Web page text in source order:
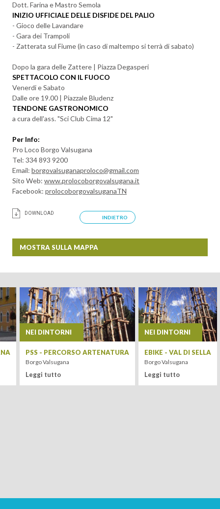
PARTENZA
ADULTI
Dott. Farina e Mastro Semola
INIZIO UFFICIALE DELLE DISFIDE DEL PALIO
- Gioco delle Lavandare
- Gara dei Trampoli
- Zatterata sul Fiume (in caso di maltempo si terrà di sabato)
Dopo la gara delle Zattere | Piazza Degasperi
SPETTACOLO CON IL FUOCO
Venerdi e Sabato
Dalle ore 19.00 | Piazzale Bludenz
TENDONE GASTRONOMICO
a cura dell'ass. "Sci Club Cima 12"
Per Info:
Pro Loco Borgo Valsugana
Tel: 334 893 9200
Email: borgovalsuganaproloco@gmail.com
Sito Web: www.prolocoborgovalsugana.it
Facebook: prolocoborgovalsuganaTN
DOWNLOAD
INDIETRO
MOSTRA SULLA MAPPA
+
−
NEI DINTORNI
PSS - PERCORSO ARTENATURA
Borgo Valsugana
Leggi tutto
NEI DINTORNI
EBIKE - VAL DI SELLA
Borgo Valsugana
Leggi tutto